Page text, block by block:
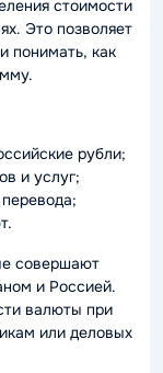
стоимости
Это позволяет
понимать, как
рубли;
и услуг;
совершают
и Россией.
валюты при
или деловых